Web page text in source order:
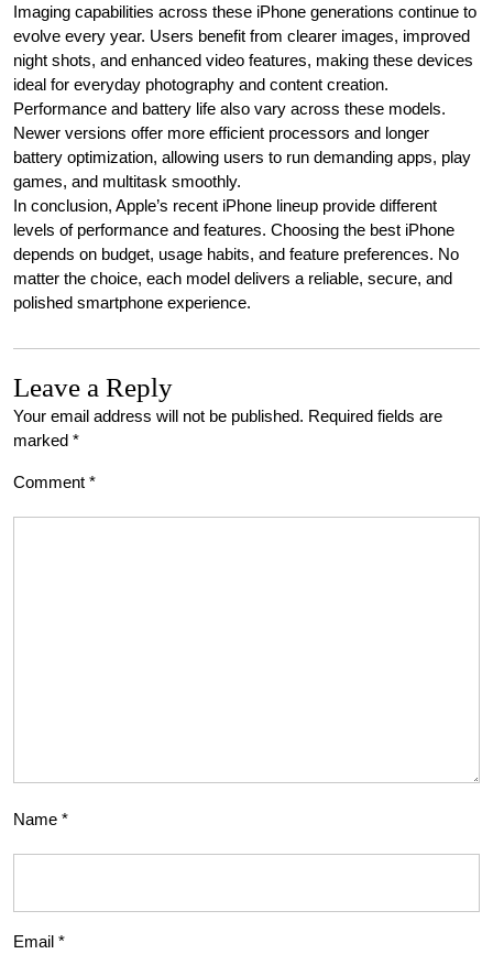
Imaging capabilities across these iPhone generations continue to
evolve every year. Users benefit from clearer images, improved
night shots, and enhanced video features, making these devices
ideal for everyday photography and content creation.
Performance and battery life also vary across these models.
Newer versions offer more efficient processors and longer
battery optimization, allowing users to run demanding apps, play
games, and multitask smoothly.
In conclusion, Apple’s recent iPhone lineup provide different
levels of performance and features. Choosing the best iPhone
depends on budget, usage habits, and feature preferences. No
matter the choice, each model delivers a reliable, secure, and
polished smartphone experience.
Leave a Reply
Your email address will not be published. Required fields are
marked *
Comment *
Name *
Email *